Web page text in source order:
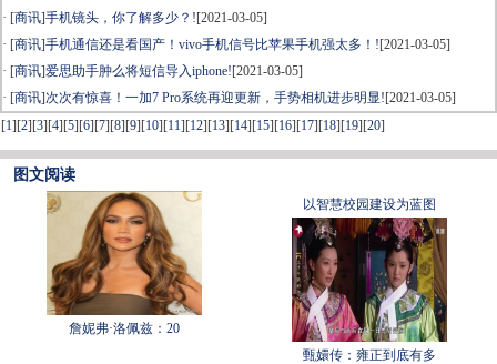
· [商讯]手机镜头，你了解多少？![2021-03-05]
· [商讯]手机通信还是看国产！vivo手机信号比苹果手机强太多！![2021-03-05]
· [商讯]爱思助手肿么将短信导入iphone![2021-03-05]
· [商讯]次次有惊喜！一加7 Pro系统再迎更新，手势相机进步明显![2021-03-05]
[1][2][3][4][5][6][7][8][9][10][11][12][13][14][15][16][17][18][19][20]
图文阅读
詹妮弗·洛佩兹：20
以智慧校园建设为蓝图
甄嬛传：雍正到底有多